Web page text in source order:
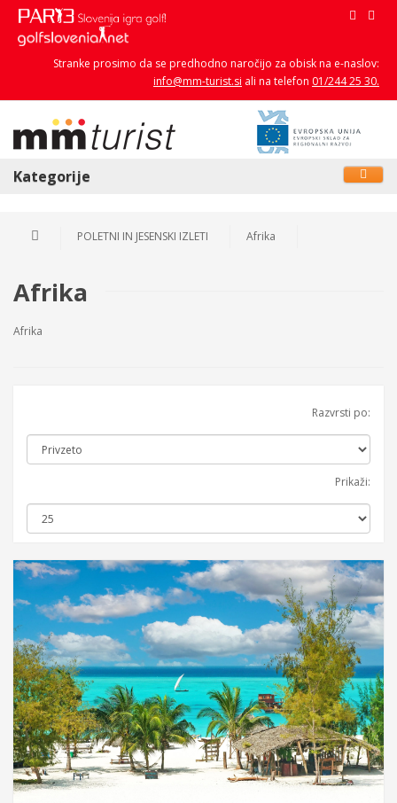
Stranke prosimo da se predhodno naročijo za obisk na e-naslov:
info@mm-turist.si ali na telefon 01/244 25 30.
Kategorije
POLETNI IN JESENSKI IZLETI Afrika
Afrika
Afrika
Razvrsti po:
Prikaži: